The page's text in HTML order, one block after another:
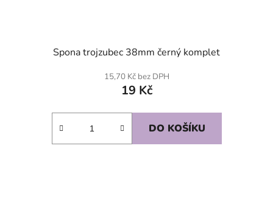
Spona trojzubec 38mm černý komplet
15,70 Kč bez DPH
19 Kč
DO KOŠÍKU